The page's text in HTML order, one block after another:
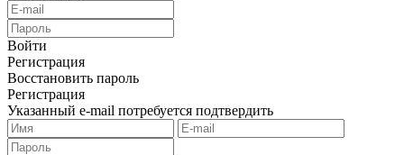
Войти
Регистрация
Восстановить пароль
Регистрация
Указанный e-mail потребуется подтвердить